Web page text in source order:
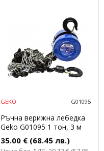
GEKO G01095
Ръчна верижна лебедка
Geko G01095 1 тон, 3 м
35.00 € (68.45 лв.)